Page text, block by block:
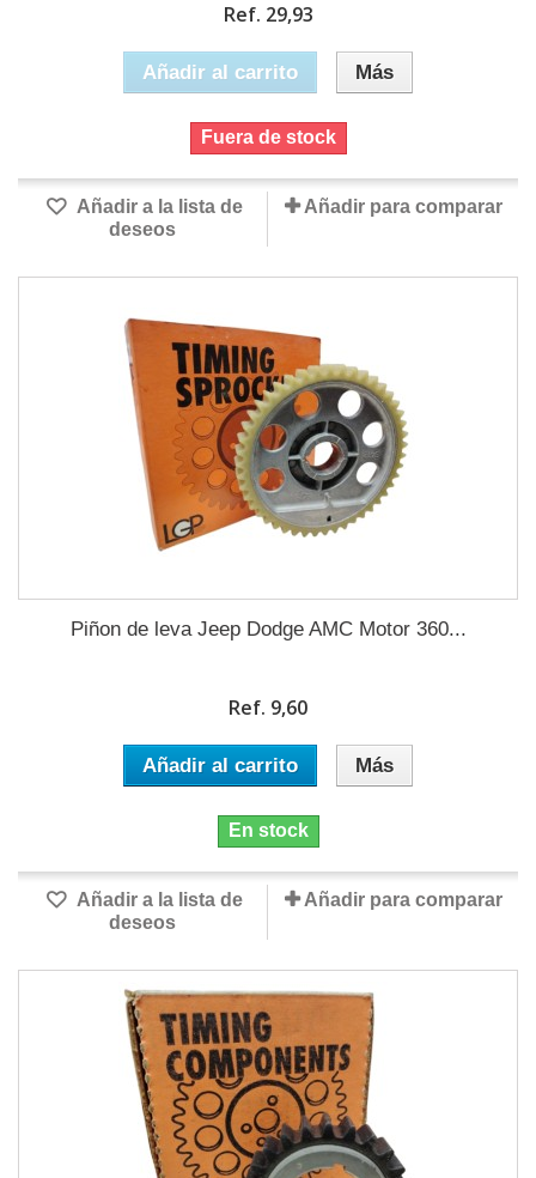
Ref. 29,93
Añadir al carrito Más
Fuera de stock
Añadir a la lista de
deseos
Añadir para comparar
Piñon de leva Jeep Dodge AMC Motor 360...
Ref. 9,60
Añadir al carrito Más
En stock
Añadir a la lista de
deseos
Añadir para comparar